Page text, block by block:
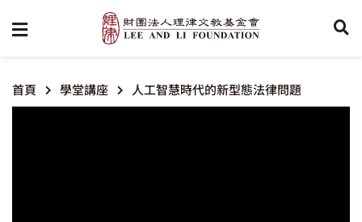
首頁 學堂講座 人工智慧時代的新型態法律問題